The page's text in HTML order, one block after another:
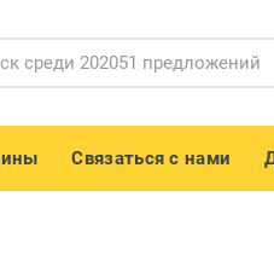
Связаться с нами